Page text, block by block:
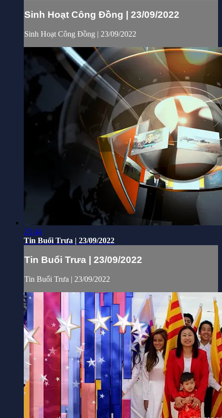
Sinh Hoạt Công Đồng | 23/09/2022
Sinh Hoạt Công Đồng | 23/09/2022
23:44
Tin Buổi Trưa | 23/09/2022
Tin Buổi Trưa | 23/09/2022
Tin Buổi Trưa | 23/09/2022